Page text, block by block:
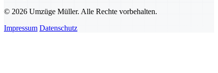
© 2026 Umzüge Müller. Alle Rechte vorbehalten.
Impressum Datenschutz